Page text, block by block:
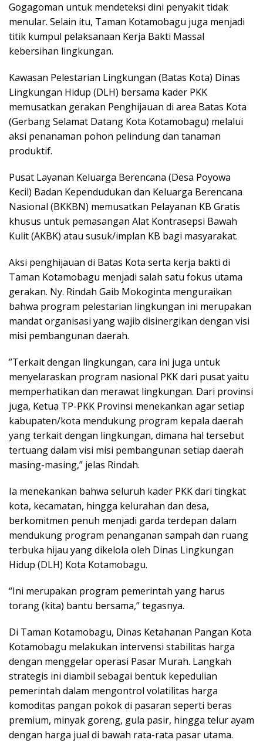
Gogagoman untuk mendeteksi dini penyakit tidak
menular. Selain itu, Taman Kotamobagu juga menjadi
titik kumpul pelaksanaan Kerja Bakti Massal
kebersihan lingkungan.
​Kawasan Pelestarian Lingkungan (Batas Kota) Dinas
Lingkungan Hidup (DLH) bersama kader PKK
memusatkan gerakan Penghijauan di area Batas Kota
(Gerbang Selamat Datang Kota Kotamobagu) melalui
aksi penanaman pohon pelindung dan tanaman
produktif.
​Pusat Layanan Keluarga Berencana (Desa Poyowa
Kecil) Badan Kependudukan dan Keluarga Berencana
Nasional (BKKBN) memusatkan Pelayanan KB Gratis
khusus untuk pemasangan Alat Kontrasepsi Bawah
Kulit (AKBK) atau susuk/implan KB bagi masyarakat.
​Aksi penghijauan di Batas Kota serta kerja bakti di
Taman Kotamobagu menjadi salah satu fokus utama
gerakan. Ny. Rindah Gaib Mokoginta menguraikan
bahwa program pelestarian lingkungan ini merupakan
mandat organisasi yang wajib disinergikan dengan visi
misi pembangunan daerah.
​”Terkait dengan lingkungan, cara ini juga untuk
menyelaraskan program nasional PKK dari pusat yaitu
memperhatikan dan merawat lingkungan. Dari provinsi
juga, Ketua TP-PKK Provinsi menekankan agar setiap
kabupaten/kota mendukung program kepala daerah
yang terkait dengan lingkungan, dimana hal tersebut
tertuang dalam visi misi pembangunan setiap daerah
masing-masing,” jelas Rindah.
​Ia menekankan bahwa seluruh kader PKK dari tingkat
kota, kecamatan, hingga kelurahan dan desa,
berkomitmen penuh menjadi garda terdepan dalam
mendukung program penanganan sampah dan ruang
terbuka hijau yang dikelola oleh Dinas Lingkungan
Hidup (DLH) Kota Kotamobagu.
“Ini merupakan program pemerintah yang harus
torang (kita) bantu bersama,” tegasnya.
​Di Taman Kotamobagu, Dinas Ketahanan Pangan Kota
Kotamobagu melakukan intervensi stabilitas harga
dengan menggelar operasi Pasar Murah. Langkah
strategis ini diambil sebagai bentuk kepedulian
pemerintah dalam mengontrol volatilitas harga
komoditas pangan pokok di pasaran seperti beras
premium, minyak goreng, gula pasir, hingga telur ayam
dengan harga jual di bawah rata-rata pasar utama.